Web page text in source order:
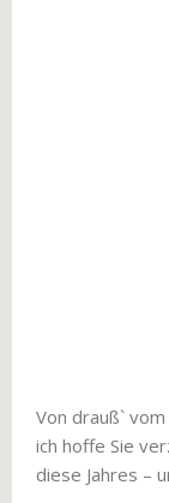
Von drauß`
ich hoffe Sie
diese Jahres –